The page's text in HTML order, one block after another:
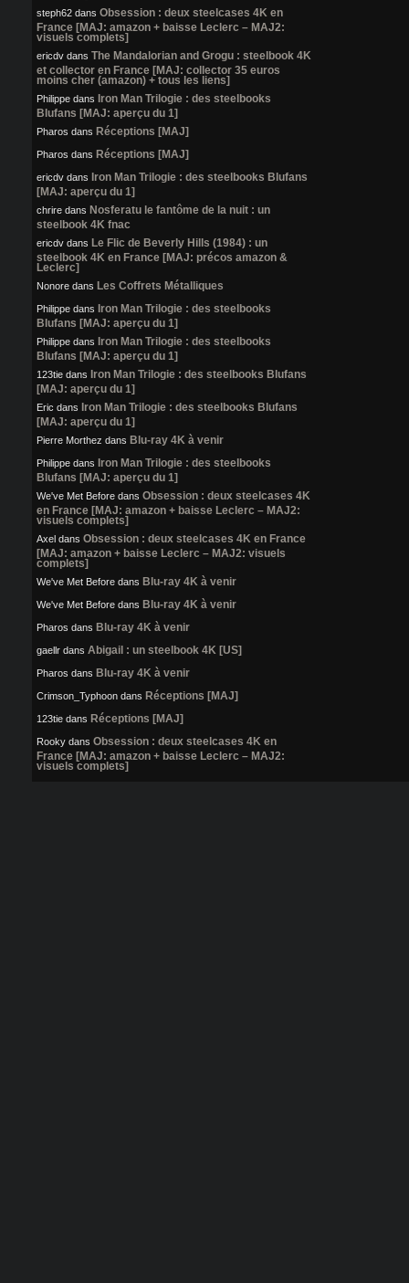
steph62 dans Obsession : deux steelcases 4K en
France [MAJ: amazon + baisse Leclerc – MAJ2:
visuels complets]
ericdv dans The Mandalorian and Grogu : steelbook 4K
et collector en France [MAJ: collector 35 euros
moins cher (amazon) + tous les liens]
Philippe dans Iron Man Trilogie : des steelbooks
Blufans [MAJ: aperçu du 1]
Pharos dans Réceptions [MAJ]
Pharos dans Réceptions [MAJ]
ericdv dans Iron Man Trilogie : des steelbooks Blufans
[MAJ: aperçu du 1]
chrire dans Nosferatu le fantôme de la nuit : un
steelbook 4K fnac
ericdv dans Le Flic de Beverly Hills (1984) : un
steelbook 4K en France [MAJ: précos amazon &
Leclerc]
Nonore dans Les Coffrets Métalliques
Philippe dans Iron Man Trilogie : des steelbooks
Blufans [MAJ: aperçu du 1]
Philippe dans Iron Man Trilogie : des steelbooks
Blufans [MAJ: aperçu du 1]
123tie dans Iron Man Trilogie : des steelbooks Blufans
[MAJ: aperçu du 1]
Eric dans Iron Man Trilogie : des steelbooks Blufans
[MAJ: aperçu du 1]
Pierre Morthez dans Blu-ray 4K à venir
Philippe dans Iron Man Trilogie : des steelbooks
Blufans [MAJ: aperçu du 1]
We've Met Before dans Obsession : deux steelcases 4K
en France [MAJ: amazon + baisse Leclerc – MAJ2:
visuels complets]
Axel dans Obsession : deux steelcases 4K en France
[MAJ: amazon + baisse Leclerc – MAJ2: visuels
complets]
We've Met Before dans Blu-ray 4K à venir
We've Met Before dans Blu-ray 4K à venir
Pharos dans Blu-ray 4K à venir
gaellr dans Abigail : un steelbook 4K [US]
Pharos dans Blu-ray 4K à venir
Crimson_Typhoon dans Réceptions [MAJ]
123tie dans Réceptions [MAJ]
Rooky dans Obsession : deux steelcases 4K en
France [MAJ: amazon + baisse Leclerc – MAJ2:
visuels complets]